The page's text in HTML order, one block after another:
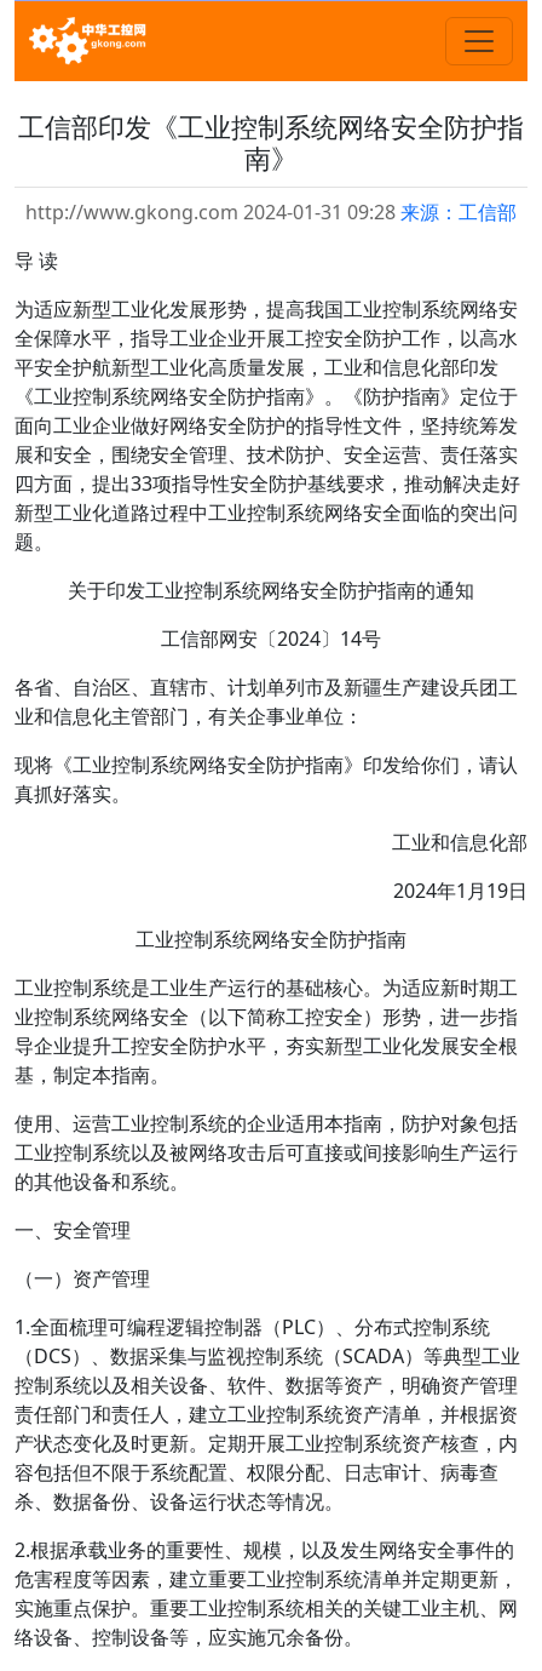
工信部印发《工业控制系统网络安全防护指
南》
http://www.gkong.com 2024-01-31 09:28来源：工信部
导 读
为适应新型工业化发展形势，提高我国工业控制系统网络安
全保障水平，指导工业企业开展工控安全防护工作，以高水
平安全护航新型工业化高质量发展，工业和信息化部印发
《工业控制系统网络安全防护指南》。《防护指南》定位于
面向工业企业做好网络安全防护的指导性文件，坚持统筹发
展和安全，围绕安全管理、技术防护、安全运营、责任落实
四方面，提出33项指导性安全防护基线要求，推动解决走好
新型工业化道路过程中工业控制系统网络安全面临的突出问
题。
关于印发工业控制系统网络安全防护指南的通知
工信部网安〔2024〕14号
各省、自治区、直辖市、计划单列市及新疆生产建设兵团工
业和信息化主管部门，有关企事业单位：
现将《工业控制系统网络安全防护指南》印发给你们，请认
真抓好落实。
工业和信息化部
2024年1月19日
工业控制系统网络安全防护指南
工业控制系统是工业生产运行的基础核心。为适应新时期工
业控制系统网络安全（以下简称工控安全）形势，进一步指
导企业提升工控安全防护水平，夯实新型工业化发展安全根
基，制定本指南。
使用、运营工业控制系统的企业适用本指南，防护对象包括
工业控制系统以及被网络攻击后可直接或间接影响生产运行
的其他设备和系统。
一、安全管理
（一）资产管理
1.全面梳理可编程逻辑控制器（PLC）、分布式控制系统
（DCS）、数据采集与监视控制系统（SCADA）等典型工业
控制系统以及相关设备、软件、数据等资产，明确资产管理
责任部门和责任人，建立工业控制系统资产清单，并根据资
产状态变化及时更新。定期开展工业控制系统资产核查，内
容包括但不限于系统配置、权限分配、日志审计、病毒查
杀、数据备份、设备运行状态等情况。
2.根据承载业务的重要性、规模，以及发生网络安全事件的
危害程度等因素，建立重要工业控制系统清单并定期更新，
实施重点保护。重要工业控制系统相关的关键工业主机、网
络设备、控制设备等，应实施冗余备份。